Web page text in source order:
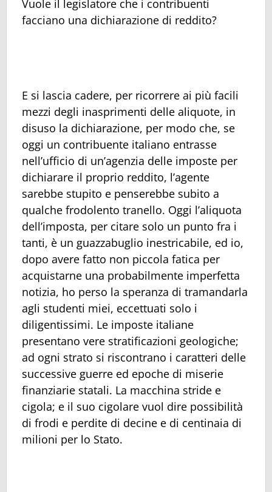
Vuole il legislatore che i contribuenti
facciano una dichiarazione di reddito?
E si lascia cadere, per ricorrere ai più facili
mezzi degli inasprimenti delle aliquote, in
disuso la dichiarazione, per modo che, se
oggi un contribuente italiano entrasse
nell’ufficio di un’agenzia delle imposte per
dichiarare il proprio reddito, l’agente
sarebbe stupito e penserebbe subito a
qualche frodolento tranello. Oggi l’aliquota
dell’imposta, per citare solo un punto fra i
tanti, è un guazzabuglio inestricabile, ed io,
dopo avere fatto non piccola fatica per
acquistarne una probabilmente imperfetta
notizia, ho perso la speranza di tramandarla
agli studenti miei, eccettuati solo i
diligentissimi. Le imposte italiane
presentano vere stratificazioni geologiche;
ad ogni strato si riscontrano i caratteri delle
successive guerre ed epoche di miserie
finanziarie statali. La macchina stride e
cigola; e il suo cigolare vuol dire possibilità
di frodi e perdite di decine e di centinaia di
milioni per lo Stato.